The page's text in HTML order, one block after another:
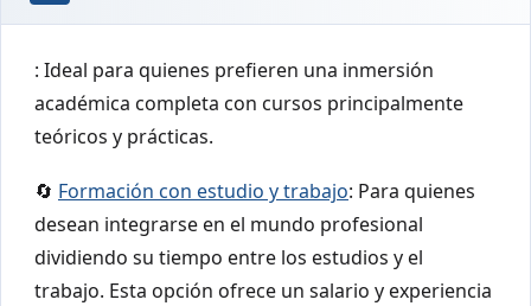
: Ideal para quienes prefieren una inmersión
académica completa con cursos principalmente
teóricos y prácticas.
🔄 Formación con estudio y trabajo: Para quienes
desean integrarse en el mundo profesional
dividiendo su tiempo entre los estudios y el
trabajo. Esta opción ofrece un salario y experiencia